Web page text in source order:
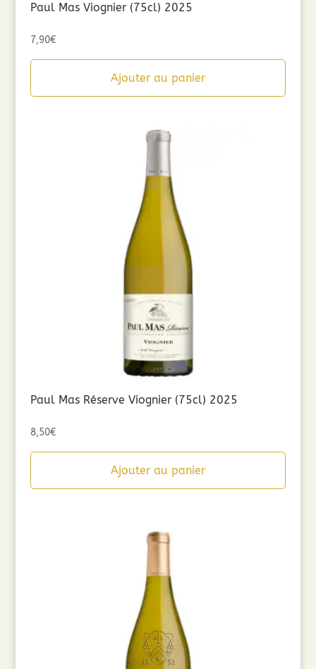
Paul Mas Viognier (75cl) 2025
7,90€
Ajouter au panier
Paul Mas Réserve Viognier (75cl) 2025
8,50€
Ajouter au panier